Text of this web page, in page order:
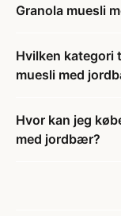
Granola muesli
Hvilken kategori
muesli med
Hvor kan jeg
med jordbær?